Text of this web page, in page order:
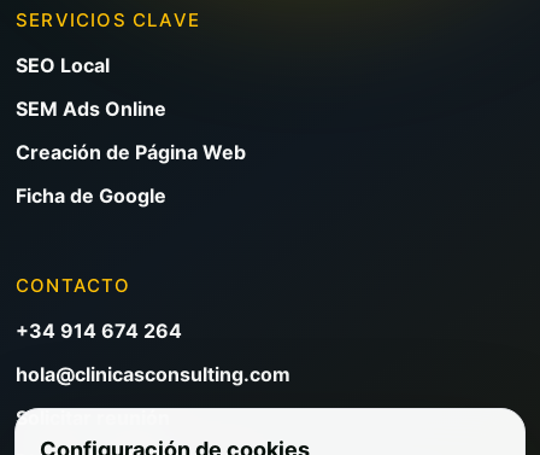
SERVICIOS CLAVE
SEO Local
SEM Ads Online
Creación de Página Web
Ficha de Google
CONTACTO
+34 914 674 264
hola@clinicasconsulting.com
Solicitar reunión
Configuración de cookies